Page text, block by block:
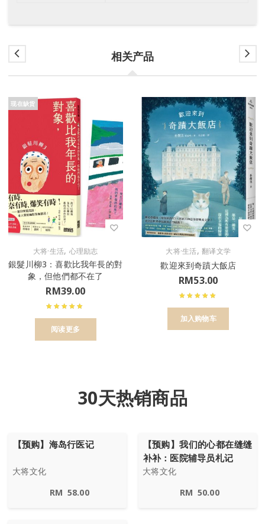
相关产品
现在缺货
大将·生活, 心理励志
銀髮川柳3：喜歡比我年長的對
象，但他們都不在了
RM39.00
阅读更多
大将·生活,翻译文学
歡迎來到奇蹟大飯店
RM53.00
加入购物车
30天热销商品
【预购】海岛行医记
大将文化
RM 58.00
【预购】我们的心都在缝缝
补补：医院辅导员札记
大将文化
RM 50.00